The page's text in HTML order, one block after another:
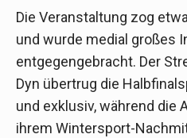
Die Veranstaltung zog
und wurde medial großes
entgegengebracht. Der
Dyn übertrug die
und exklusiv, während die
ihrem Wintersport-